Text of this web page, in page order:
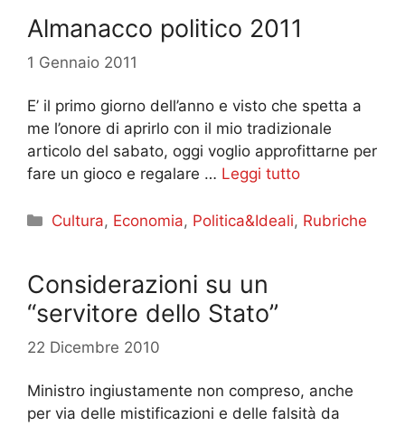
Almanacco politico 2011
1 Gennaio 2011
E’ il primo giorno dell’anno e visto che spetta a
me l’onore di aprirlo con il mio tradizionale
articolo del sabato, oggi voglio approfittarne per
fare un gioco e regalare … Leggi tutto
Categorie
Cultura, Economia, Politica&Ideali, Rubriche
Considerazioni su un
“servitore dello Stato”
22 Dicembre 2010
Ministro ingiustamente non compreso, anche
per via delle mistificazioni e delle falsità da